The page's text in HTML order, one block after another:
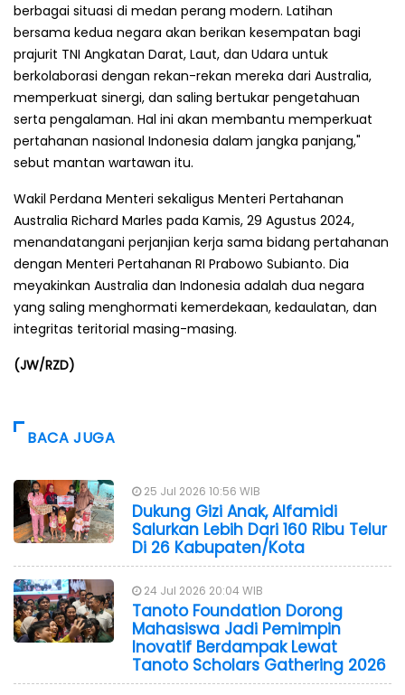
berbagai situasi di medan perang modern. Latihan
bersama kedua negara akan berikan kesempatan bagi
prajurit TNI Angkatan Darat, Laut, dan Udara untuk
berkolaborasi dengan rekan-rekan mereka dari Australia,
memperkuat sinergi, dan saling bertukar pengetahuan
serta pengalaman. Hal ini akan membantu memperkuat
pertahanan nasional Indonesia dalam jangka panjang,"
sebut mantan wartawan itu.
Wakil Perdana Menteri sekaligus Menteri Pertahanan
Australia Richard Marles pada Kamis, 29 Agustus 2024,
menandatangani perjanjian kerja sama bidang pertahanan
dengan Menteri Pertahanan RI Prabowo Subianto. Dia
meyakinkan Australia dan Indonesia adalah dua negara
yang saling menghormati kemerdekaan, kedaulatan, dan
integritas teritorial masing-masing.
(JW/RZD)
BACA JUGA
25 Jul 2026 10:56 WIB
Dukung Gizi Anak, Alfamidi
Salurkan Lebih Dari 160 Ribu Telur
Di 26 Kabupaten/Kota
24 Jul 2026 20:04 WIB
Tanoto Foundation Dorong
Mahasiswa Jadi Pemimpin
Inovatif Berdampak Lewat
Tanoto Scholars Gathering 2026